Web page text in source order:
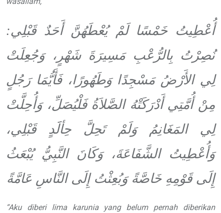
أُعْطِيتُ خَمْسًا لَمْ يُعْطَهُنَّ أَحَدٌ قَبْلِي:
نُصِرْتُ بِالرُّعْبِ مَسِيرَةَ شَهْرٍ، وَجُعِلَتْ
لِي الأَرْضُ مَسْجِدًا وَطَهُورًا، فَأَيُّمَا رَجُلٍ
مِنْ أُمَّتِي أَدْرَكَتْهُ الصَّلاَةُ فَلْيُصَلِّ، وَأُحِلَّتْ
لِي المَغَانِمُ وَلَمْ تَحِلَّ حِألََدٍ قَبْلِي،
وَأُعْطِيتُ الشَّفَاعَةَ، وَكَانَ النَّبِيُّ يُبْعَثُ
إِلَى قَوْمِهِ خَاصَّةً وَبُعِثْتُ إِلَى النَّاسِ عَامَّةً
“Aku diberi lima karunia yang
belum pernah diberikan